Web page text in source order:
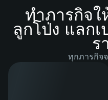
ทำภารกิจใ
ลูกโป่ง แลก
ร
ทุกภารกิจ